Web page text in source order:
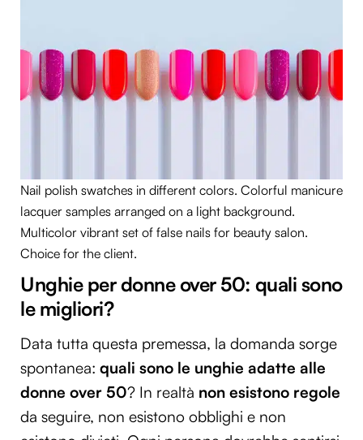
Nail polish swatches in different colors. Colorful manicure
lacquer samples arranged on a light background.
Multicolor vibrant set of false nails for beauty salon.
Choice for the client.
Unghie per donne over 50: quali sono
le migliori?
Data tutta questa premessa, la domanda sorge
spontanea: quali sono le unghie adatte alle
donne over 50? In realtà non esistono regole
da seguire, non esistono obblighi e non